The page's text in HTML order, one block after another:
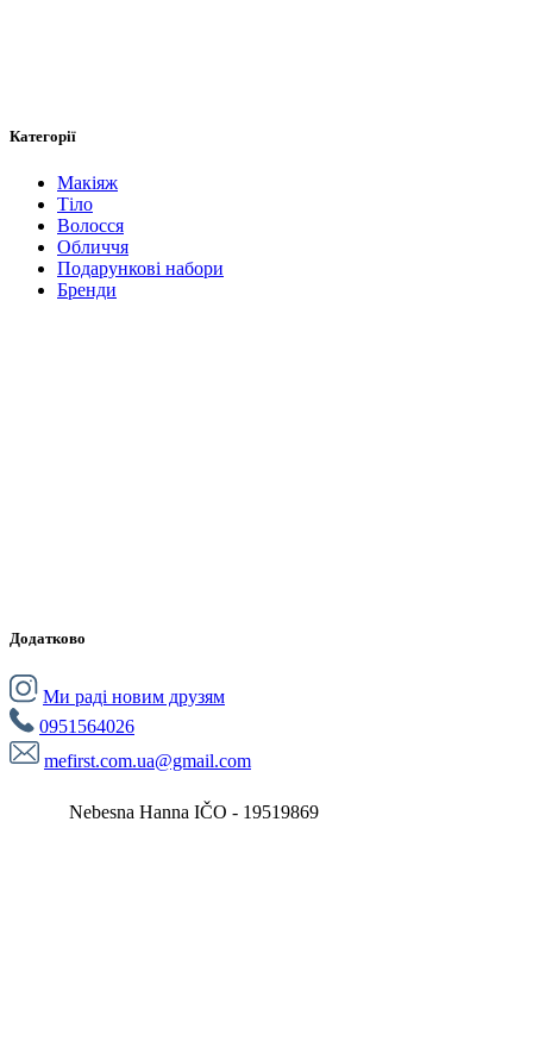
Категорії
Макіяж
Тіло
Волосся
Обличчя
Подарункові набори
Бренди
Додатково
Ми раді новим друзям
0951564026
mefirst.com.ua@gmail.com
Nebesna Hanna IČO - 19519869